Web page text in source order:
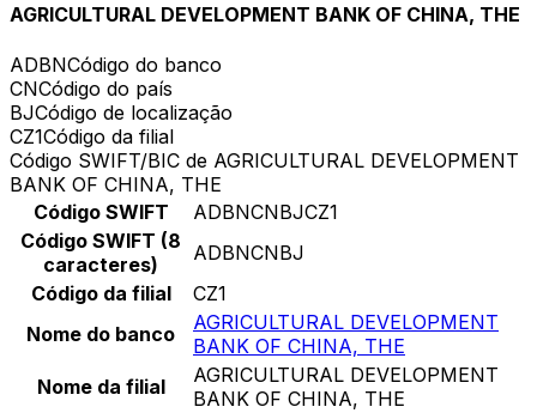
AGRICULTURAL DEVELOPMENT BANK OF CHINA, THE
ADBNCódigo do banco
CNCódigo do país
BJCódigo de localização
CZ1Código da filial
Código SWIFT/BIC de AGRICULTURAL DEVELOPMENT
BANK OF CHINA, THE
Código SWIFT
ADBNCNBJCZ1
Código SWIFT (8
caracteres)
ADBNCNBJ
Código da filial
CZ1
Nome do banco
AGRICULTURAL DEVELOPMENT
BANK OF CHINA, THE
Nome da filial
AGRICULTURAL DEVELOPMENT
BANK OF CHINA, THE